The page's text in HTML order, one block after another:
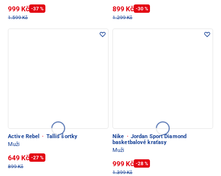
999 Kč -37 %
1.599 Kč
899 Kč -30 %
1.299 Kč
Active Rebel · Tallis šortky
Muži
649 Kč -27 %
899 Kč
Nike · Jordan Sport Diamond
basketbalové kraťasy
Muži
999 Kč -28 %
1.399 Kč